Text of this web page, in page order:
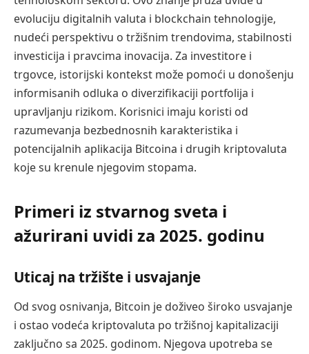
evoluciju digitalnih valuta i blockchain tehnologije,
nudeći perspektivu o tržišnim trendovima, stabilnosti
investicija i pravcima inovacija. Za investitore i
trgovce, istorijski kontekst može pomoći u donošenju
informisanih odluka o diverzifikaciji portfolija i
upravljanju rizikom. Korisnici imaju koristi od
razumevanja bezbednosnih karakteristika i
potencijalnih aplikacija Bitcoina i drugih kriptovaluta
koje su krenule njegovim stopama.
Primeri iz stvarnog sveta i
ažurirani uvidi za 2025. godinu
Uticaj na tržište i usvajanje
Od svog osnivanja, Bitcoin je doživeo široko usvajanje
i ostao vodeća kriptovaluta po tržišnoj kapitalizaciji
zaključno sa 2025. godinom. Njegova upotreba se